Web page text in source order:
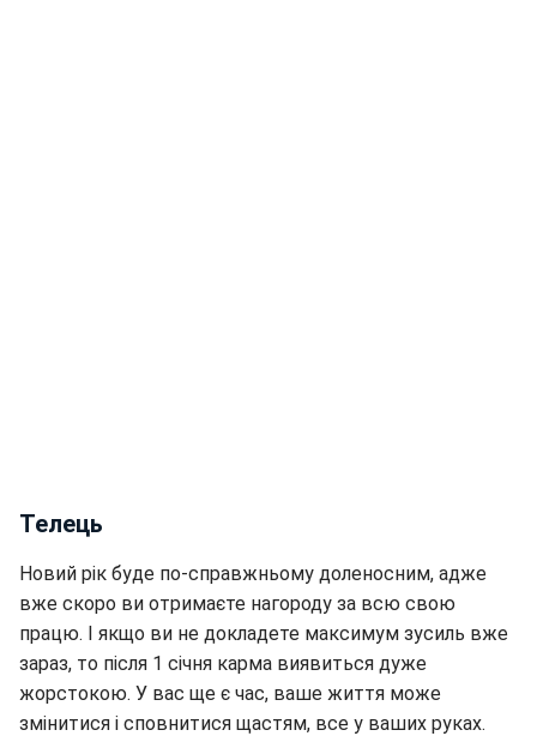
Телець
Новий рік буде по-справжньому доленосним, адже
вже скоро ви отримаєте нагороду за всю свою
працю. І якщо ви не докладете максимум зусиль вже
зараз, то після 1 січня карма виявиться дуже
жорстокою. У вас ще є час, ваше життя може
змінитися і сповнитися щастям, все у ваших руках.